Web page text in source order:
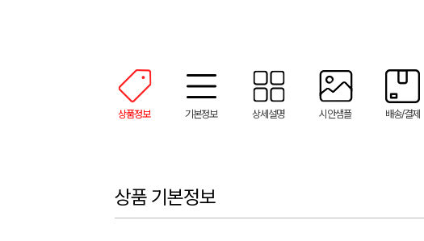
상품정보 기본정보 상세설명 시안샘플 배송/결제
상품 기본정보